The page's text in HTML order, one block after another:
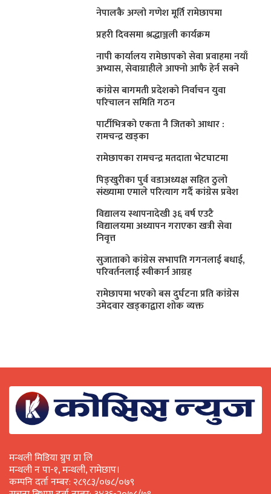
नेपालकै अग्लो गणेश मूर्ति रामेछापमा
प्रहरी दिवसमा श्रद्धाञ्जली कार्यक्रम
नापी कार्यालय रामेछापको सेवा प्रवाहमा नयाँ
अभ्यास, सेवाग्राहीले आफ्नाे आफै हेर्न सक्ने
कांग्रेस बागमती प्रदेशकाे निर्वाचन युवा
परिचालन समिति गठन
पार्टीभित्रको एकता नै जितको आधार :
रामचन्द्र खड्का
रामेछापका रामचन्द्र मतदाता भेटघाटमा
पिङ्खुरीका पुर्व वडाअध्यक्ष सहित ठुलाे
संख्यामा एमाले परित्याग गर्दै कांग्रेस प्रवेश
विद्यालय स्थापनादेखी ३६ वर्ष एउटै
विद्यालयमा अध्यापन गराएका खत्री सेवा
निवृत्त
सुजाताकाे कांग्रेस सभापति गगनलाई बधाई,
परिवर्तनलाई स्वीकार्न आग्रह
रामेछापमा भएकाे बस दुर्घटना प्रति कांग्रेस
उमेदवार खड्काद्वारा शाेक व्यक्त
मन्थली मिडिया ग्रुप प्रा लि
मन्थली न पा-१, मन्थली, रामेछाप।
कम्पनि दर्ता नम्बर: २८९८३/०७८/०७९